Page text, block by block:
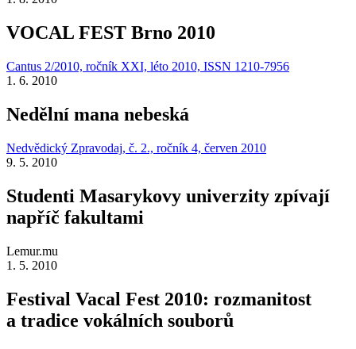
VOCAL FEST Brno 2010
Cantus 2/2010, ročník XXI, léto 2010, ISSN 1210-7956
1. 6. 2010
Nedělní mana nebeská
Nedvědický Zpravodaj, č. 2., ročník 4, červen 2010
9. 5. 2010
Studenti Masarykovy univerzity zpívají
napříč fakultami
Lemur.mu
1. 5. 2010
Festival Vacal Fest 2010: rozmanitost
a tradice vokálních souborů